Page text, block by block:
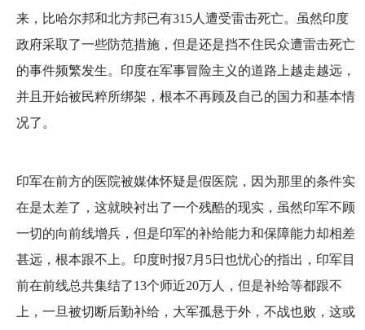
来，比哈尔邦和北方邦已有315人遭受雷击死亡。虽然印度
政府采取了一些防范措施，但是还是挡不住民众遭雷击死亡
的事件频繁发生。印度在军事冒险主义的道路上越走越远，
并且开始被民粹所绑架，根本不再顾及自己的国力和基本情
况了。
印军在前方的医院被媒体怀疑是假医院，因为那里的条件实
在是太差了，这就映衬出了一个残酷的现实，虽然印军不顾
一切的向前线增兵，但是印军的补给能力和保障能力却相差
甚远，根本跟不上。印度时报7月5日也忧心的指出，印军目
前在前线总共集结了13个师近20万人，但是补给等都跟不
上，一旦被切断后勤补给，大军孤悬于外，不战也败，这或